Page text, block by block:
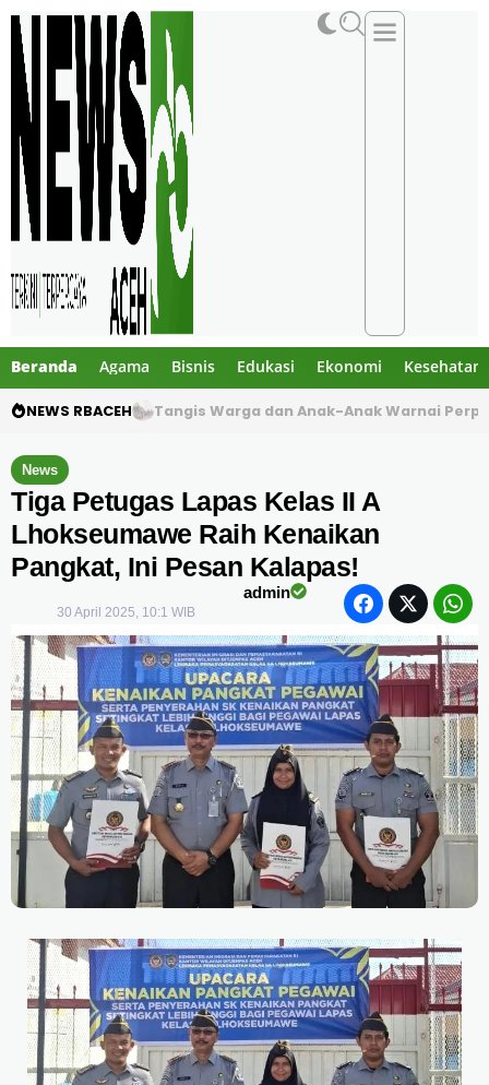
Beranda Agama Bisnis Edukasi Ekonomi Kesehatan
NEWS RBACEH Dua Pelajar Meninggal dalam Kecelakaan
News
Tiga Petugas Lapas Kelas II A
Lhokseumawe Raih Kenaikan
Pangkat, Ini Pesan Kalapas!
admin
30 April 2025, 10:1 WIB